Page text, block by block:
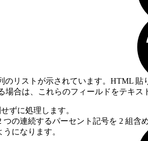
リストが示されています。HTML
合は、これらのフィールドをテキス
ずに処理します。
の連続するパーセント記号を 2 組
になります。